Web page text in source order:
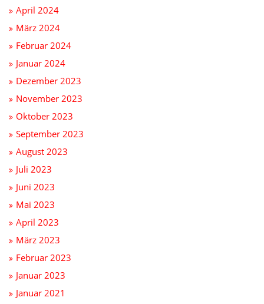
April 2024
März 2024
Februar 2024
Januar 2024
Dezember 2023
November 2023
Oktober 2023
September 2023
August 2023
Juli 2023
Juni 2023
Mai 2023
April 2023
März 2023
Februar 2023
Januar 2023
Januar 2021